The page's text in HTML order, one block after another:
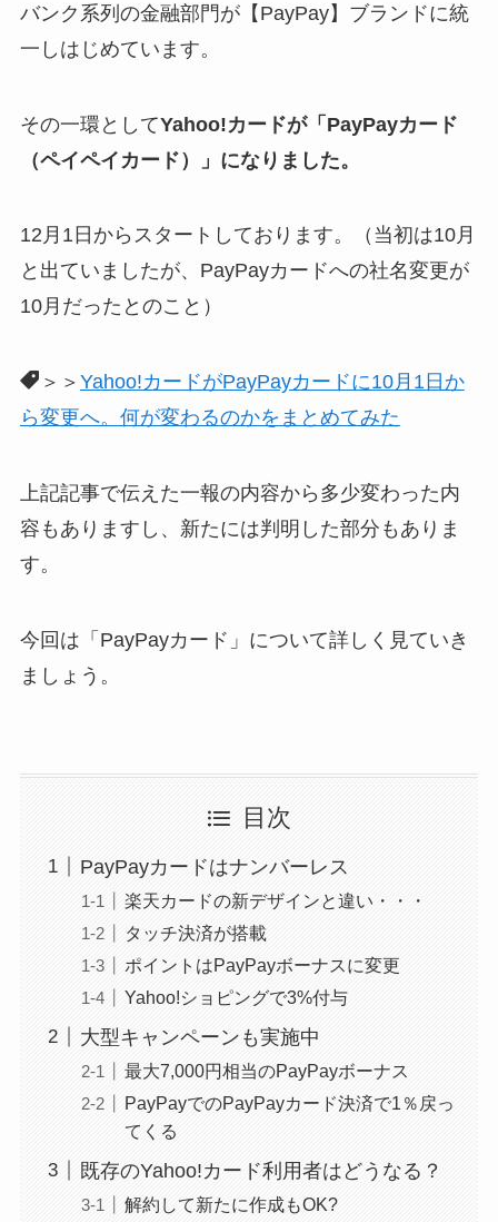
バンク系列の金融部門が【PayPay】ブランドに統
一しはじめています。
その一環としてYahoo!カードが「PayPayカード
（ペイペイカード）」になりました。
12月1日からスタートしております。（当初は10月
と出ていましたが、PayPayカードへの社名変更が
10月だったとのこと）
＞＞ Yahoo!カードがPayPayカードに10月1日か
ら変更へ。何が変わるのかをまとめてみた
上記記事で伝えた一報の内容から多少変わった内
容もありますし、新たには判明した部分もありま
す。
今回は「PayPayカード」について詳しく見ていき
ましょう。
目次
PayPayカードはナンバーレス
楽天カードの新デザインと違い・・・
タッチ決済が搭載
ポイントはPayPayボーナスに変更
Yahoo!ショピングで3%付与
大型キャンペーンも実施中
最大7,000円相当のPayPayボーナス
PayPayでのPayPayカード決済で1％戻っ
てくる
既存のYahoo!カード利用者はどうなる？
解約して新たに作成もOK?